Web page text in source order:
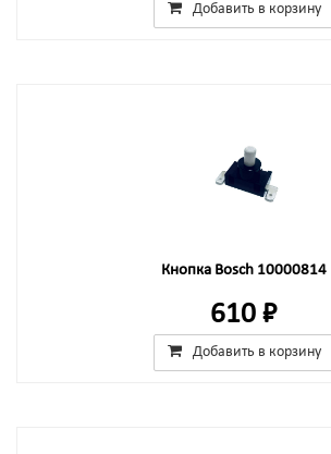
Добавить в корзину
Кнопка Bosch 10000814
610 ₽
Добавить в корзину